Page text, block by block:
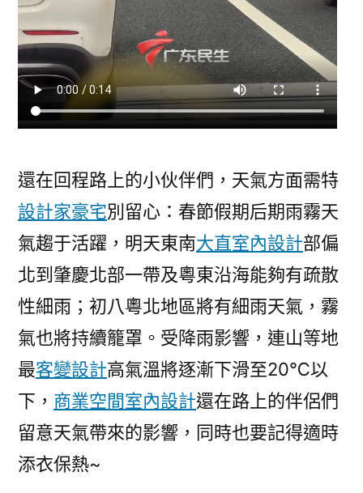
還在回程路上的小伙伴們，天氣方面需特
設計家豪宅別留心：春節假期后期雨霧天
氣趨于活躍，明天東南大直室內設計部偏
北到肇慶北部一帶及粵東沿海能夠有疏散
性細雨；初八粵北地區將有細雨天氣，霧
氣也將持續籠罩。受降雨影響，連山等地
最客變設計高氣溫將逐漸下滑至20℃以
下， 商業空間室內設計還在路上的伴侶們
留意天氣帶來的影響，同時也要記得適時
添衣保熱~